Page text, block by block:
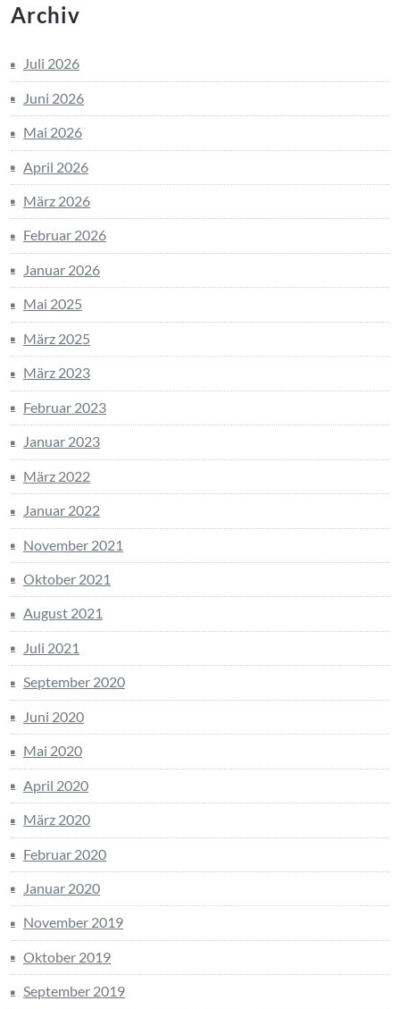
Archiv
Juli 2026
Juni 2026
Mai 2026
April 2026
März 2026
Februar 2026
Januar 2026
Mai 2025
März 2025
März 2023
Februar 2023
Januar 2023
März 2022
Januar 2022
November 2021
Oktober 2021
August 2021
Juli 2021
September 2020
Juni 2020
Mai 2020
April 2020
März 2020
Februar 2020
Januar 2020
November 2019
Oktober 2019
September 2019